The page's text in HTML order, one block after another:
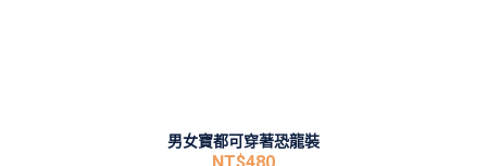
男女寶都可穿著恐龍裝